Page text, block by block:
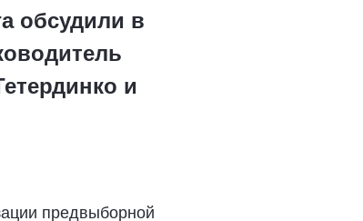
обсудили в
и
предвыборной